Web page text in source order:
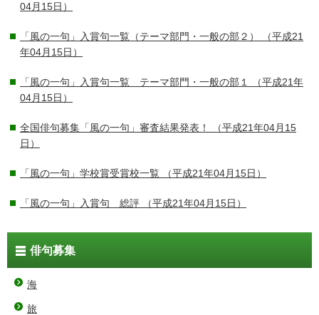
04月15日）
「風の一句」入賞句一覧（テーマ部門・一般の部２）
（平成21
年04月15日）
「風の一句」入賞句一覧 テーマ部門・一般の部１
（平成21年
04月15日）
全国俳句募集「風の一句」審査結果発表！
（平成21年04月15
日）
「風の一句」学校賞受賞校一覧 （平成21年04月15日）
「風の一句」入賞句 総評 （平成21年04月15日）
俳句募集
海
旅